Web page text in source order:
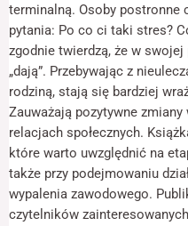
terminalną. Osoby
pytania: Po co ci taki stres?
zgodnie twierdzą, że w swojej
„dają”. Przebywając z
rodziną, stają się bardziej
Zauważają pozytywne
relacjach społecznych.
które warto uwzględnić na
także przy podejmowaniu
wypalenia zawodowego.
czytelników